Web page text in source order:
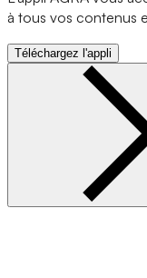
à tous vos contenus
Téléchargez l'appli